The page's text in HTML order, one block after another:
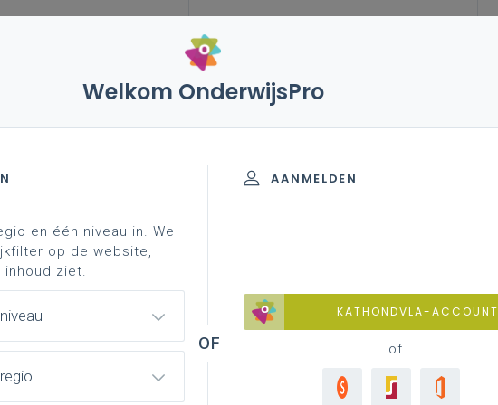
27 april 2022 – toenemend aantal leerlingen met
2020-2023
leerlingen met
autismespectrumstoornissen, gewoon
ondersteuningsnetwerken (en hun
Welkom OnderwijsPro
AANMELDEN
KATHONDVLA-ACCOUNT
of
en één niveau in. We
op de website,
ziet.